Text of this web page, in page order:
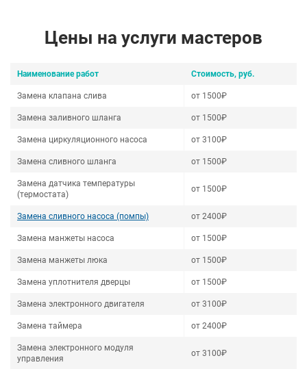
Цены на услуги мастеров
Наименование работ Стоимость, руб.
Замена клапана слива от 1500₽
Замена заливного шланга от 1500₽
Замена циркуляционного насоса от 3100₽
Замена сливного шланга от 1500₽
Замена датчика температуры
(термостата)
от 1500₽
Замена сливного насоса (помпы) от 2400₽
Замена манжеты насоса от 1500₽
Замена манжеты люка от 1500₽
Замена уплотнителя дверцы от 1500₽
Замена электронного двигателя от 3100₽
Замена таймера от 2400₽
Замена электронного модуля
управления
от 3100₽